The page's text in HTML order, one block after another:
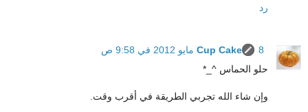
رد
Cup Cake
8 مايو 2012 في 9:58 ص
حلو الحماس ^_*
وإن شاء الله تجربي الطريقة في أقرب وقت.